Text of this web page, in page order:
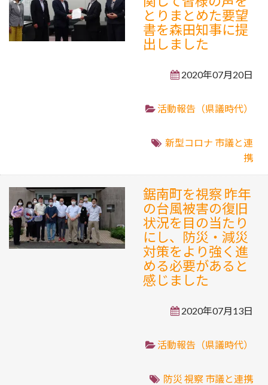
とりまとめた要望
書を森田知事に提
出しました
2020年07月20日
活動報告（県議時代）
新型コロナ 市議と連
携
鋸南町を視察 昨年
の台風被害の復旧
状況を目の当たり
にし、防災・減災
対策をより強く進
める必要があると
感じました
2020年07月13日
活動報告（県議時代）
防災 視察 市議と連携